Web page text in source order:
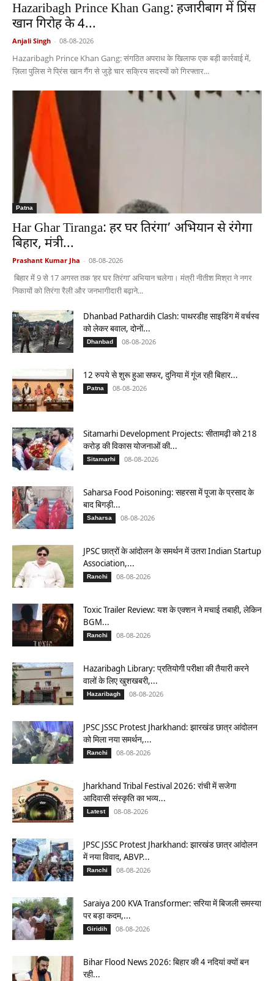
Hazaribagh Prince Khan Gang: हजारीबाग में प्रिंस
खान गिरोह के 4...
Anjali Singh - 08-08-2026
Hazaribagh Prince Khan Gang: संगठित अपराध के खिलाफ एक बड़ी कार्रवाई में,
ज़िला पुलिस ने प्रिंस खान गैंग से जुड़े चार सक्रिय सदस्यों को गिरफ्तार...
Patna
Har Ghar Tiranga: हर घर तिरंगा’ अभियान से रंगेगा
बिहार, मंत्री...
Prashant Kumar Jha - 08-08-2026
बिहार में 9 से 17 अगस्त तक ‘हर घर तिरंगा’ अभियान चलेगा। मंत्री नीतीश मिश्रा ने नगर
निकायों को तिरंगा रैली और जनभागीदारी बढ़ाने...
Dhanbad Pathardih Clash: पाथरडीह साइडिंग में वर्चस्व
को लेकर बवाल, दोनों...
Dhanbad 08-08-2026
12 रुपये से शुरू हुआ सफर, दुनिया में गूंज रही बिहार...
Patna 08-08-2026
Sitamarhi Development Projects: सीतामढ़ी को 218
करोड़ की विकास योजनाओं की...
Sitamarhi 08-08-2026
Saharsa Food Poisoning: सहरसा में पूजा के प्रसाद के
बाद बिगड़ी...
Saharsa 08-08-2026
JPSC छात्रों के आंदोलन के समर्थन में उतरा Indian Startup
Association,...
Ranchi 08-08-2026
Toxic Trailer Review: यश के एक्शन ने मचाई तबाही, लेकिन
BGM...
Ranchi 08-08-2026
Hazaribagh Library: प्रतियोगी परीक्षा की तैयारी करने
वालों के लिए खुशखबरी,...
Hazaribagh 08-08-2026
JPSC JSSC Protest Jharkhand: झारखंड छात्र आंदोलन
को मिला नया समर्थन,...
Ranchi 08-08-2026
Jharkhand Tribal Festival 2026: रांची में सजेगा
आदिवासी संस्कृति का भव्य...
Latest 08-08-2026
JPSC JSSC Protest Jharkhand: झारखंड छात्र आंदोलन
में नया विवाद, ABVP...
Ranchi 08-08-2026
Saraiya 200 KVA Transformer: सरिया में बिजली समस्या
पर बड़ा कदम,...
Giridih 08-08-2026
Bihar Flood News 2026: बिहार की 4 नदियां क्यों बन
रही...